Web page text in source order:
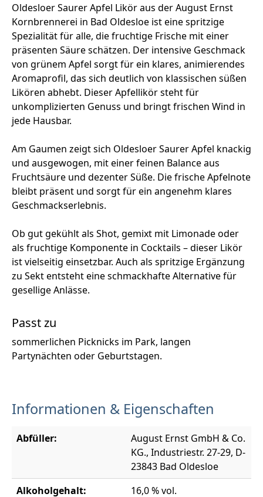
Oldesloer Saurer Apfel Likör aus der August Ernst
Kornbrennerei in Bad Oldesloe ist eine spritzige
Spezialität für alle, die fruchtige Frische mit einer
präsenten Säure schätzen. Der intensive Geschmack
von grünem Apfel sorgt für ein klares, animierendes
Aromaprofil, das sich deutlich von klassischen süßen
Likören abhebt. Dieser Apfellikör steht für
unkomplizierten Genuss und bringt frischen Wind in
jede Hausbar.
Am Gaumen zeigt sich Oldesloer Saurer Apfel knackig
und ausgewogen, mit einer feinen Balance aus
Fruchtsäure und dezenter Süße. Die frische Apfelnote
bleibt präsent und sorgt für ein angenehm klares
Geschmackserlebnis.
Ob gut gekühlt als Shot, gemixt mit Limonade oder
als fruchtige Komponente in Cocktails – dieser Likör
ist vielseitig einsetzbar. Auch als spritzige Ergänzung
zu Sekt entsteht eine schmackhafte Alternative für
gesellige Anlässe.
Passt zu
sommerlichen Picknicks im Park, langen
Partynächten oder Geburtstagen.
Informationen & Eigenschaften
Abfüller:
August Ernst GmbH & Co.
KG., Industriestr. 27-29, D-
23843 Bad Oldesloe
Alkoholgehalt:
16,0 % vol.